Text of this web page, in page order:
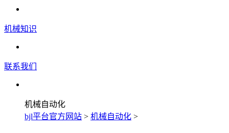
机械知识
联系我们
机械自动化
bjl平台官方网站 > 机械自动化 >